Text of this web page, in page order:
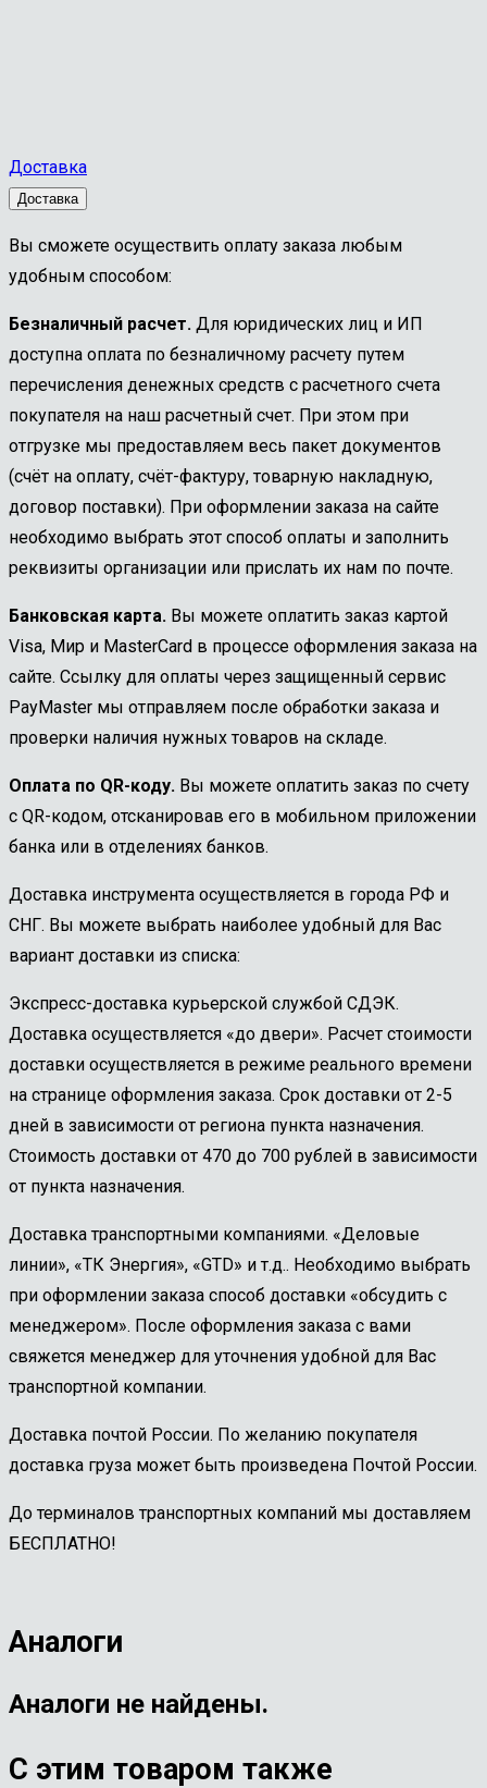
Доставка
Доставка
Вы сможете осуществить оплату заказа любым
удобным способом:
Безналичный расчет. Для юридических лиц и ИП
доступна оплата по безналичному расчету путем
перечисления денежных средств с расчетного счета
покупателя на наш расчетный счет. При этом при
отгрузке мы предоставляем весь пакет документов
(счёт на оплату, счёт-фактуру, товарную накладную,
договор поставки). При оформлении заказа на сайте
необходимо выбрать этот способ оплаты и заполнить
реквизиты организации или прислать их нам по почте.
Банковская карта. Вы можете оплатить заказ картой
Visa, Мир и MasterCard в процессе оформления заказа на
сайте. Ссылку для оплаты через защищенный сервис
PayMaster мы отправляем после обработки заказа и
проверки наличия нужных товаров на складе.
Оплата по QR-коду. Вы можете оплатить заказ по счету
с QR-кодом, отсканировав его в мобильном приложении
банка или в отделениях банков.
Доставка инструмента осуществляется в города РФ и
СНГ. Вы можете выбрать наиболее удобный для Вас
вариант доставки из списка:
Экспресс-доставка курьерской службой СДЭК.
Доставка осуществляется «до двери». Расчет стоимости
доставки осуществляется в режиме реального времени
на странице оформления заказа. Срок доставки от 2-5
дней в зависимости от региона пункта назначения.
Стоимость доставки от 470 до 700 рублей в зависимости
от пункта назначения.
Доставка транспортными компаниями. «Деловые
линии», «ТК Энергия», «GTD» и т.д.. Необходимо выбрать
при оформлении заказа способ доставки «обсудить с
менеджером». После оформления заказа с вами
свяжется менеджер для уточнения удобной для Вас
транспортной компании.
Доставка почтой России. По желанию покупателя
доставка груза может быть произведена Почтой России.
До терминалов транспортных компаний мы доставляем
БЕСПЛАТНО!
Аналоги
Аналоги не найдены.
С этим товаром также